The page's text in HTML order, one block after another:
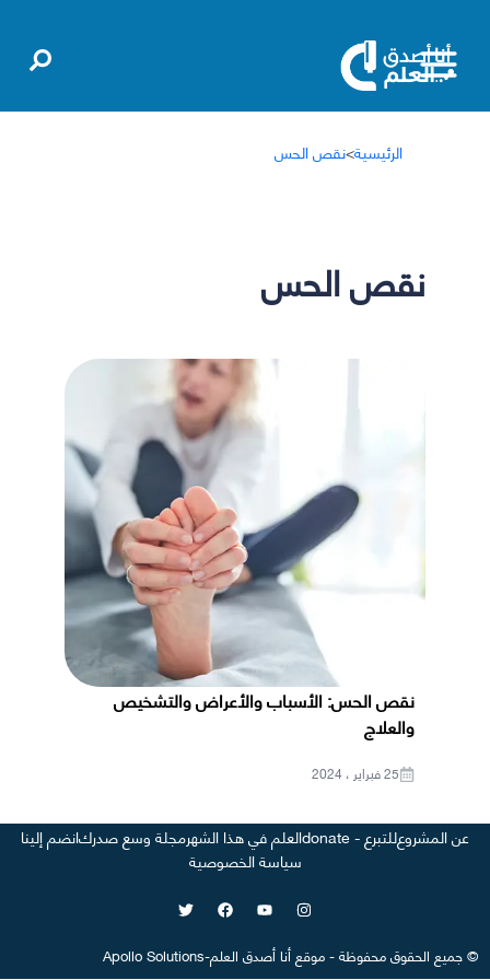
الرئيسية>نقص الحس
نقص الحس
نقص الحس: الأسباب والأعراض والتشخيص
والعلاج
25 فبراير ، 2024
عن المشروعللتبرع - donate العلم في هذا الشهرمجلة وسع صدركانضم إلينا
سياسة الخصوصية
©جميع الحقوق محفوظة-موقعأنا أصدق العلم-
Apollo Solutions